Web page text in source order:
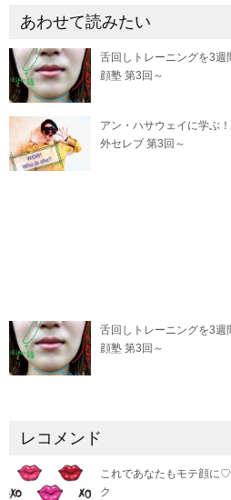
あわせて読みたい
舌回しトレーニングを3週
顔塾 第3回～
アン・ハサウェイに学ぶ
外セレブ 第3回～
舌回しトレーニングを3週
顔塾 第3回～
レコメンド
これであなたもモテ顔に
ク